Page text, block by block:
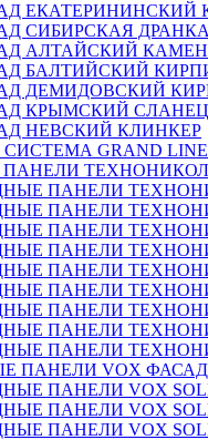
ЕКАТЕРИНИНСКИЙ
СИБИРСКАЯ ДРАНКА
АЛТАЙСКИЙ
БАЛТИЙСКИЙ
ДЕМИДОВСКИЙ
КРЫМСКИЙ СЛАНЕЦ
НЕВСКИЙ КЛИНКЕР
СИСТЕМА GRAND
ПАНЕЛИ
ПАНЕЛИ
ПАНЕЛИ
ПАНЕЛИ
ПАНЕЛИ
ПАНЕЛИ
ПАНЕЛИ
ПАНЕЛИ
ПАНЕЛИ
ПАНЕЛИ VOX
ПАНЕЛИ VOX
ПАНЕЛИ VOX